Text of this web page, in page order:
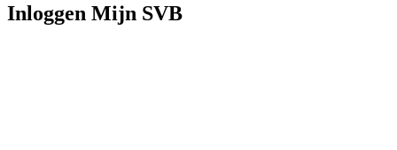
Inloggen Mijn SVB